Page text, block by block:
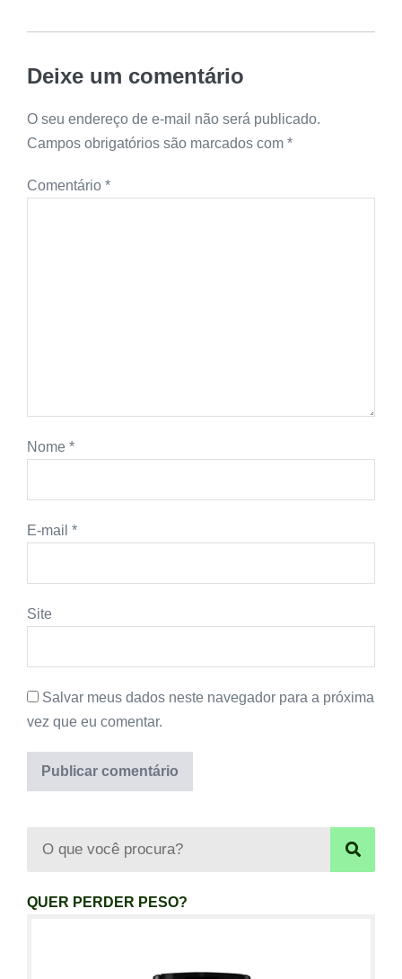
Deixe um comentário
O seu endereço de e-mail não será publicado.
Campos obrigatórios são marcados com *
Comentário *
Nome *
E-mail *
Site
Salvar meus dados neste navegador para a próxima
vez que eu comentar.
QUER PERDER PESO?